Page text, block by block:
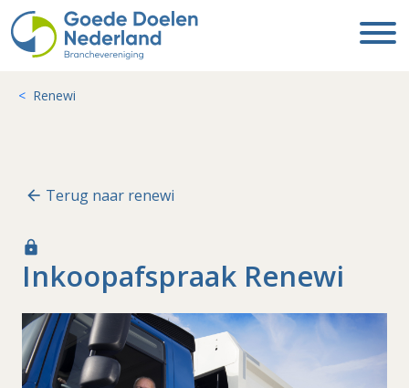
Renewi
Terug naar renewi
lock
Inkoopafspraak Renewi